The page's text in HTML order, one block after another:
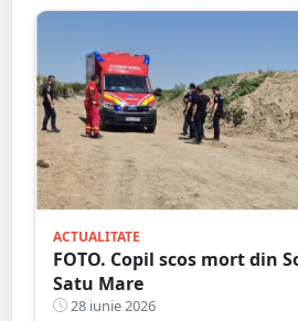
ACTUALITATE
FOTO. Copil scos mort din
Satu Mare
28 iunie 2026